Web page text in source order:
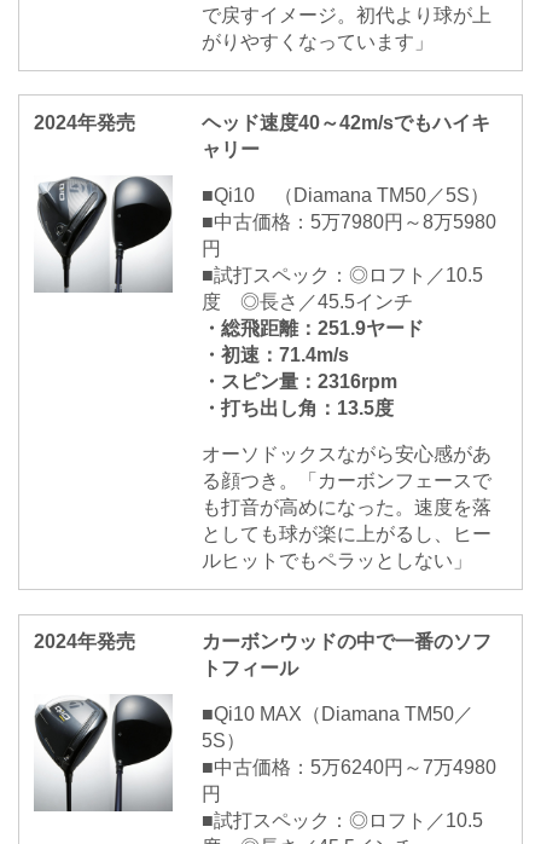
で戻すイメージ。初代より球が上
がりやすくなっています」
2024年発売
ヘッド速度40～42m/sでもハイキ
ャリー
■Qi10 （Diamana TM50／5S）
■中古価格：5万7980円～8万5980
円
■試打スペック：◎ロフト／10.5
度 ◎長さ／45.5インチ
・総飛距離：251.9ヤード
・初速：71.4m/s
・スピン量：2316rpm
・打ち出し角：13.5度
オーソドックスながら安心感があ
る顔つき。「カーボンフェースで
も打音が高めになった。速度を落
としても球が楽に上がるし、ヒー
ルヒットでもペラッとしない」
2024年発売
カーボンウッドの中で一番のソフ
トフィール
■Qi10 MAX（Diamana TM50／
5S）
■中古価格：5万6240円～7万4980
円
■試打スペック：◎ロフト／10.5